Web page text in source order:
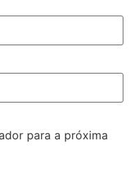
para a próxima